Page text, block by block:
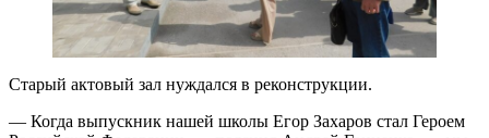
Старый актовый зал нуждался в реконструкции.
— Когда выпускник нашей школы Егор Захаров стал Героем